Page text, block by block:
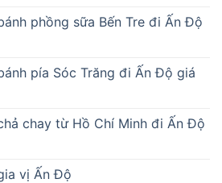
phồng sữa Bến Tre đi Ấn Độ
pía Sóc Trăng đi Ấn Độ giá
chay từ Hồ Chí Minh đi Ấn Độ
vị Ấn Độ